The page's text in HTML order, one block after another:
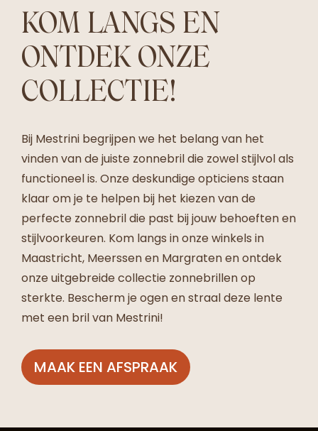
KOM LANGS EN
ONTDEK ONZE
COLLECTIE!
Bij Mestrini begrijpen we het belang van het
vinden van de juiste zonnebril die zowel stijlvol als
functioneel is. Onze deskundige opticiens staan
klaar om je te helpen bij het kiezen van de
perfecte zonnebril die past bij jouw behoeften en
stijlvoorkeuren. Kom langs in onze winkels in
Maastricht, Meerssen en Margraten en ontdek
onze uitgebreide collectie zonnebrillen op
sterkte. Bescherm je ogen en straal deze lente
met een bril van Mestrini!
MAAK EEN AFSPRAAK